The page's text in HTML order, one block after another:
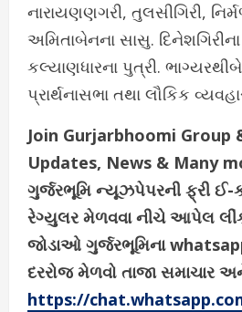
નારાયણણગરી, તુલસીગિરી,
અમિતાબેનના સાસુ. દિનેશગિરીના
કલ્યાણધારના પુત્રી.
પ્રાર્થનાસભા તથા લૌકિક
Join Gurjarbhoomi Group
Updates, News & Many
ગુર્જરભૂમિ ન્યૂઝપેપરની ફ્રી ઈ-
રેગ્યુલર મેળવવા નીચે આપેલ
જોડાઓ ગુર્જરભૂમિના
દરરોજ મેળવો તાજા સમાચાર
https://